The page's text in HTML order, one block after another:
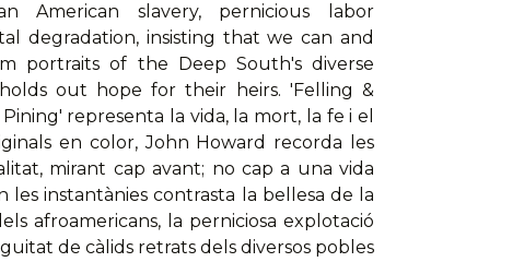
American slavery, pernicious labor
degradation, insisting that we can and
portraits of the Deep South's diverse
out hope for their heirs. 'Felling &
representa la vida, la mort, la fe i el
en color, John Howard recorda les
mirant cap avant; no cap a una vida
instantànies contrasta la bellesa de la
afroamericans, la perniciosa explotació
de càlids retrats dels diversos pobles